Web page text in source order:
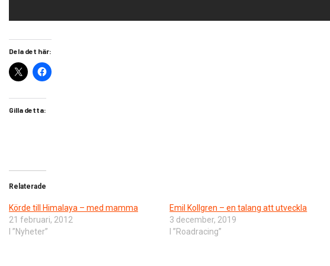
Dela det här:
Gilla detta:
Relaterade
Körde till Himalaya – med mamma
21 februari, 2012
I ”Nyheter”
Emil Kollgren – en talang att utveckla
3 december, 2019
I ”Roadracing”